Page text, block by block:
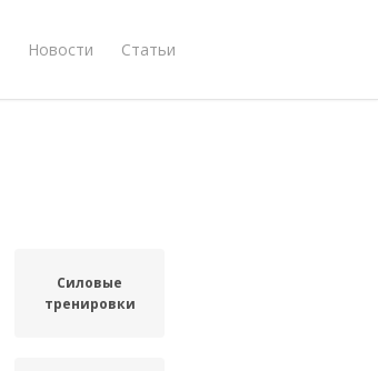
Новости Статьи
Силовые
тренировки